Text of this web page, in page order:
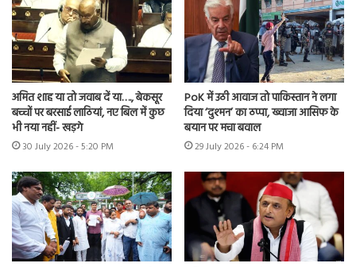
अमित शाह या तो जवाब दें या…., बेकसूर
बच्चों पर बरसाई लाठियां, नए बिल में कुछ
भी नया नहीं- खड़गे
30 July 2026 - 5:20 PM
PoK में उठी आवाज तो पाकिस्तान ने लगा
दिया ‘दुश्मन’ का ठप्पा, ख्वाजा आसिफ के
बयान पर मचा बवाल
29 July 2026 - 6:24 PM